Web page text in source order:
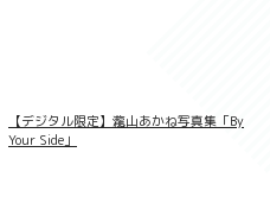
【デジタル限定】瀧山あかね写真集「By
Your Side」